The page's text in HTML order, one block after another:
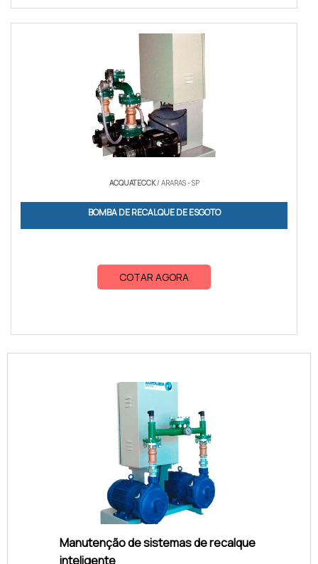
ACQUATECCK/ ARARAS - SP
BOMBA DE RECALQUE DE ESGOTO
COTAR AGORA
Manutenção de sistemas de recalque
inteligente